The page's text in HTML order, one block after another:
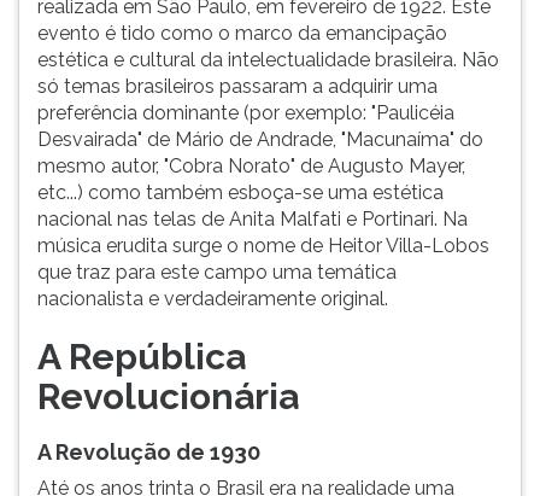
realizada em São Paulo, em fevereiro de 1922. Este
evento é tido como o marco da emancipação
estética e cultural da intelectualidade brasileira. Não
só temas brasileiros passaram a adquirir uma
preferência dominante (por exemplo: "Paulicéia
Desvairada" de Mário de Andrade, "Macunaíma" do
mesmo autor, "Cobra Norato" de Augusto Mayer,
etc...) como também esboça-se uma estética
nacional nas telas de Anita Malfati e Portinari. Na
música erudita surge o nome de Heitor Villa-Lobos
que traz para este campo uma temática
nacionalista e verdadeiramente original.
A República
Revolucionária
A Revolução de 1930
Até os anos trinta o Brasil era na realidade uma